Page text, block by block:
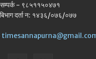
सम्पर्क - ९८५११५०४७१
दर्ता न: १४३६/०७६/०७७